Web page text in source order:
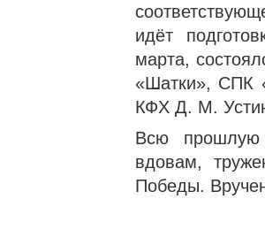
идёт
марта,
«Шатки», СПК
КФХ Д. М.
Всю
вдовам,
Победы.